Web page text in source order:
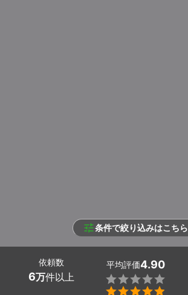
条件で絞り込みはこちら
依頼数
6万件以上
平均評価4.90

